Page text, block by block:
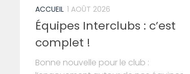
ACCUEIL 1 AOÛT 2026
Équipes Interclubs : c’est
complet !
Bonne nouvelle pour le club :